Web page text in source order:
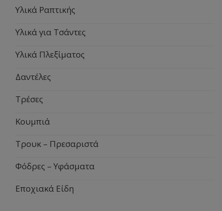
Υλικά Ραπτικής
Υλικά για Τσάντες
Υλικά Πλεξίματος
Δαντέλες
Τρέσες
Κουμπιά
Τρουκ – Πρεσαριστά
Φόδρες – Υφάσματα
Εποχιακά Είδη